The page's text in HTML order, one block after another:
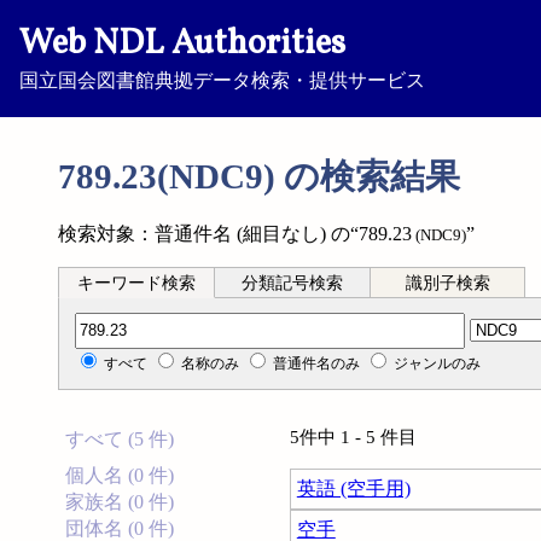
Web NDL Authorities
国立国会図書館典拠データ検索・提供サービス
789.23(NDC9) の検索結果
検索対象：普通件名 (細目なし) の“789.23 (NDC9)”
キーワード検索 分類記号検索 識別子検索
分類記号検索
すべて 名称のみ 普通件名のみ ジャンルのみ
すべて (5 件)
個人名 (0 件)
家族名 (0 件)
団体名 (0 件)
5件中 1 - 5 件目
英語 (空手用)
空手